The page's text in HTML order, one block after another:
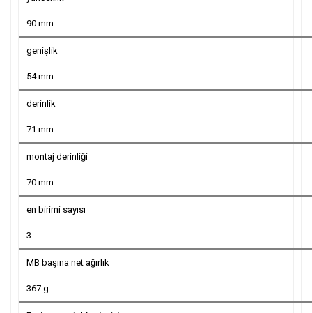
90 mm
genişlik
54 mm
derinlik
71 mm
montaj derinliği
70 mm
en birimi sayısı
3
MB başına net ağırlık
367 g